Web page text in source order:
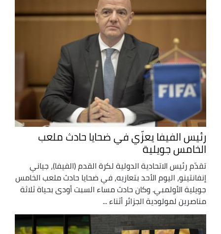
رئيس الفيفا يعزّي في ضحايا حادث ملعب
الخامس جويلية
تقدّم رئيس الاتحادية الدولية لكرة القدم (الفيفا)، جياني
إنفانتينو، اليوم الأحد بتعازيه، في ضحايا حادث ملعب الخامس
جويلية الأولمبي. وكان حادث مساء السبت أودى بحياة ثلاثة
مناصرين لمولودية الجزائر أثناء ...